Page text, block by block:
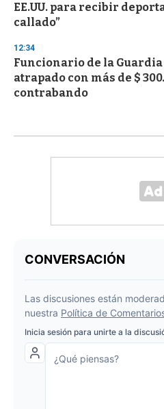
EE.UU. para recibir
callado”
12:34
Funcionario de la
atrapado con más de $
contrabando